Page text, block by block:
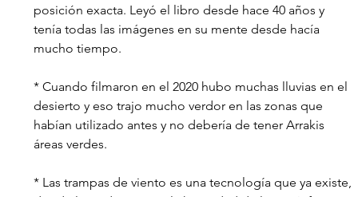
posición exacta. Leyó el libro desde hace 40 años y
tenía todas las imágenes en su mente desde hacía
mucho tiempo.
* Cuando filmaron en el 2020 hubo muchas lluvias en el
desierto y eso trajo mucho verdor en las zonas que
habían utilizado antes y no debería de tener Arrakis
áreas verdes.
* Las trampas de viento es una tecnología que ya existe,